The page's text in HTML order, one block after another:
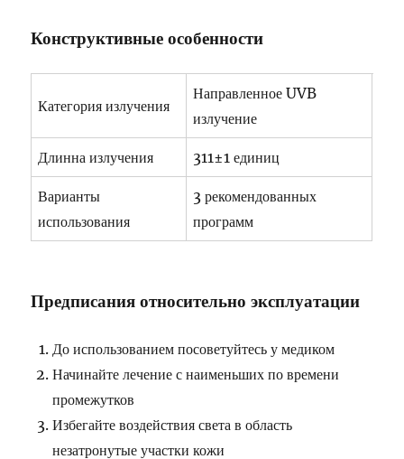
Конструктивные особенности
Категория излучения
Направленное UVB
излучение
Длинна излучения 311±1 единиц
Варианты
использования
3 рекомендованных
программ
Предписания относительно эксплуатации
До использованием посоветуйтесь у медиком
Начинайте лечение с наименьших по времени
промежутков
Избегайте воздействия света в область
незатронутые участки кожи